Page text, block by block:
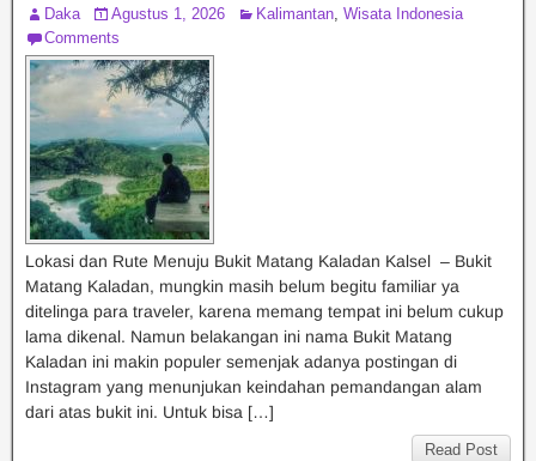
Daka Agustus 1, 2026 Kalimantan, Wisata Indonesia
Comments
Lokasi dan Rute Menuju Bukit Matang Kaladan Kalsel – Bukit
Matang Kaladan, mungkin masih belum begitu familiar ya
ditelinga para traveler, karena memang tempat ini belum cukup
lama dikenal. Namun belakangan ini nama Bukit Matang
Kaladan ini makin populer semenjak adanya postingan di
Instagram yang menunjukan keindahan pemandangan alam
dari atas bukit ini. Untuk bisa […]
Read Post